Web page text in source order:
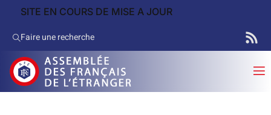
SITE EN COURS DE MISE A JOUR
Faire une recherche